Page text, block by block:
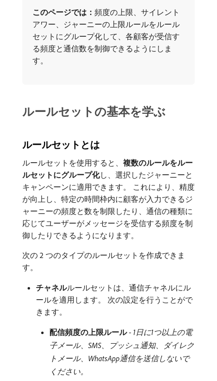
このページでは： ​頻度の上限、サイレント
アワー、ジャーニーの上限ルールをルール
セットにグループ化して、各顧客が受信す
る頻度と通信数を制御できるようにしま
す。
ルールセットの基本を学ぶ
ルールセットとは
ルールセットを使用すると、 複数のルールをルー
ルセットにグループ化​し、選択したジャーニーと
キャンペーンに適用できます。 これにより、精度
が向上し、特定の時間枠内に顧客が入力できるジ
ャーニーの頻度と数を制限したり、通信の種類に
応じてユーザーがメッセージを受信する頻度を制
御したりできるようになります。
次の 2 つのタイプのルールセットを作成できま
す。
チャネル​ルールセットは、通信チャネルにル
ールを適用します。 次の設定を行うことがで
きます。
配信頻度の上限ルール- 1日に1つ以上の電
子メール、SMS、プッシュ通知、ダイレク
トメール、WhatsApp通信を送信しないで
ください。